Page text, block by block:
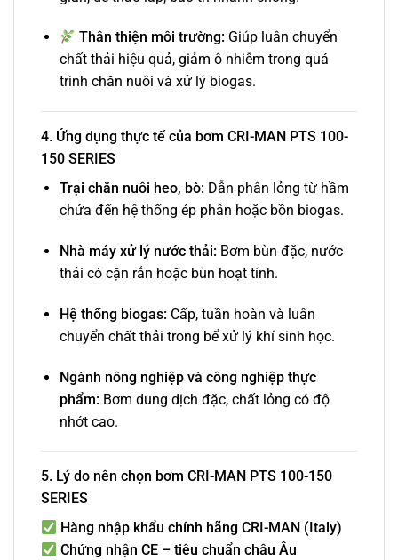
Thân thiện môi trường: Giúp luân chuyển
chất thải hiệu quả, giảm ô nhiễm trong quá
trình chăn nuôi và xử lý biogas.
4. Ứng dụng thực tế của bơm CRI-MAN PTS 100-
150 SERIES
Trại chăn nuôi heo, bò: Dẫn phân lỏng từ hầm
chứa đến hệ thống ép phân hoặc bồn biogas.
Nhà máy xử lý nước thải: Bơm bùn đặc, nước
thải có cặn rắn hoặc bùn hoạt tính.
Hệ thống biogas: Cấp, tuần hoàn và luân
chuyển chất thải trong bể xử lý khí sinh học.
Ngành nông nghiệp và công nghiệp thực
phẩm: Bơm dung dịch đặc, chất lỏng có độ
nhớt cao.
5. Lý do nên chọn bơm CRI-MAN PTS 100-150
SERIES
Hàng nhập khẩu chính hãng CRI-MAN (Italy)
Chứng nhận CE – tiêu chuẩn châu Âu